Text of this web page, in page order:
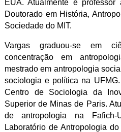
EUA. Atualmente é
Doutorado em História,
Sociedade do MIT.
Vargas graduou-se em
concentração em
mestrado em antropologia
sociologia e política na
Centro de Sociologia da
Superior de Minas de Paris.
de antropologia na Fafich-
Laboratório de Antropologia